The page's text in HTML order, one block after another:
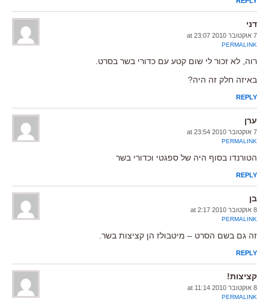
דני
7 אוקטובר 2010 at 23:07
PERMALINK
רוה, לא זכור לי שום קטע עם כדורי בשר בסרט.
באיזה חלק זה היה?
REPLY
ערן
7 אוקטובר 2010 at 23:54
PERMALINK
הטורנדו בסוף היה של ספגטי וכדורי בשר
REPLY
בן
8 אוקטובר 2010 at 2:17
PERMALINK
זה גם בשם הסרט – מיטבולז הן קציצות בשר.
REPLY
קציצות!
8 אוקטובר 2010 at 11:14
PERMALINK